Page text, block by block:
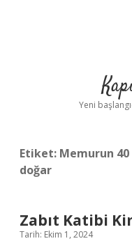
Yeni
Etiket: Memurun
doğar
Zabıt Katibi
Tarih: Ekim 1, 2024